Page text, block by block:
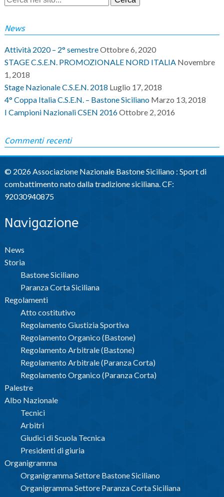
News
Attività 2020 – 2° semestreOttobre 6, 2020
STAGE C.S.E.N. PROMOZIONALE NORD ITALIA Novembre
1, 2018
Stage Nazionale C.S.E.N. 2018 Luglio 17, 2018
4° Coppa Italia C.S.E.N. – Bastone Siciliano Marzo 13, 2018
I Campioni Nazionali CSEN 2016Ottobre 2, 2016
Commenti recenti
© 2026 Associazione Nazionale Bastone Siciliano : Sport di
combattimento nato dalla tradizione siciliana. CF:
92030940875
Navigazione
News
Storia
Bastone Siciliano
Paranza Corta Siciliana
Regolamenti
Atto costitutivo
Regolamento Giustizia Sportiva
Regolamento Organico (Bastone)
Regolamento Arbitrale (Bastone)
Regolamento Arbitrale (Paranza Corta)
Regolamento Organico (Paranza Corta)
Palestre
Albo Nazionale
Tecnici
Arbitri
Giudici di Scuola Tecnica
Presidenti di giuria
Organigramma
Organigramma Settore Bastone Siciliano
Organigramma Settore Paranza Corta Siciliana